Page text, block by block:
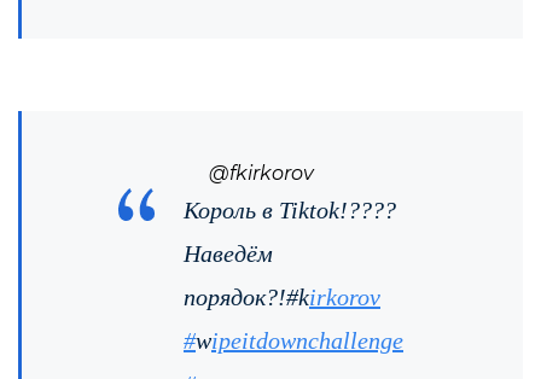
@fkirkorov
Король в Tiktok!????
Наведём
порядок?!#kirkorov
#wipeitdownchallenge